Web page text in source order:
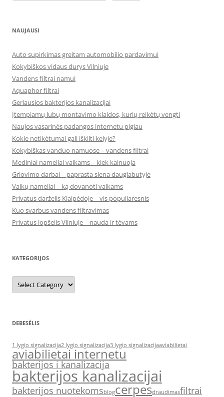
NAUJAUSI
Auto supirkimas greitam automobilio pardavimui
Kokybiškos vidaus durys Vilniuje
Vandens filtrai namui
Aquaphor filtrai
Geriausios bakterijos kanalizacijai
Įtempiamų lubų montavimo klaidos, kurių reikėtų vengti
Naujos vasarinės padangos internetu pigiau
Kokie netikėtumai gali iškilti kelyje?
Kokybiškas vanduo namuose – vandens filtrai
Mediniai nameliai vaikams – kiek kainuoja
Griovimo darbai – paprasta siena daugiabutyje
Vaikų nameliai – ką dovanoti vaikams
Privatus darželis Klaipėdoje – vis populiaresnis
Kuo svarbus vandens filtravimas
Privatus lopšelis Vilniuje – nauda ir tėvams
KATEGORIJOS
Kategorijos
DEBESĖLIS
1 lygio signalizacija2 lygio signalizacija3 lygio signalizacijaaviabilietai
aviabilietai internetu
bakterijos i kanalizacija
bakterijos kanalizacijai
bakterijos nuotekomsblogcerpesdraudimasfiltrai